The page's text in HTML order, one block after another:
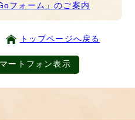
フォーム」のご案内
トップページへ戻る
ートフォン表示